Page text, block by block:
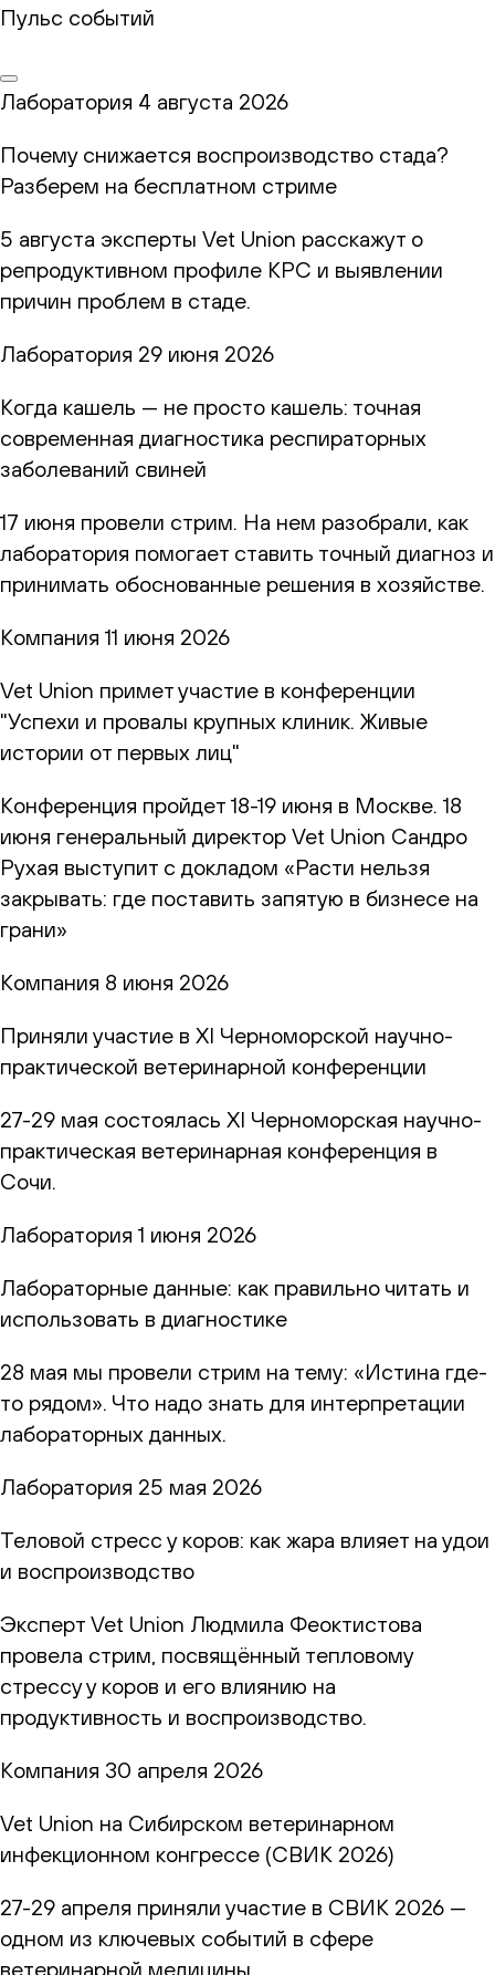
Пульс событий
Лаборатория 4 августа 2026
Почему снижается воспроизводство стада?
Разберем на бесплатном стриме
5 августа эксперты Vet Union расскажут о
репродуктивном профиле КРС и выявлении
причин проблем в стаде.
Лаборатория 29 июня 2026
Когда кашель — не просто кашель: точная
современная диагностика респираторных
заболеваний свиней
17 июня провели стрим. На нем разобрали, как
лаборатория помогает ставить точный диагноз и
принимать обоснованные решения в хозяйстве.
Компания 11 июня 2026
Vet Union примет участие в конференции
"Успехи и провалы крупных клиник. Живые
истории от первых лиц"
Конференция пройдет 18-19 июня в Москве. 18
июня генеральный директор Vet Union Сандро
Рухая выступит с докладом «Расти нельзя
закрывать: где поставить запятую в бизнесе на
грани»
Компания 8 июня 2026
Приняли участие в XI Черноморской научно-
практической ветеринарной конференции
27-29 мая состоялась XI Черноморская научно-
практическая ветеринарная конференция в
Сочи.
Лаборатория 1 июня 2026
Лабораторные данные: как правильно читать и
использовать в диагностике
28 мая мы провели стрим на тему: «Истина где-
то рядом». Что надо знать для интерпретации
лабораторных данных.
Лаборатория 25 мая 2026
Теловой стресс у коров: как жара влияет на удои
и воспроизводство
Эксперт Vet Union Людмила Феоктистова
провела стрим, посвящённый тепловому
стрессу у коров и его влиянию на
продуктивность и воспроизводство.
Компания 30 апреля 2026
Vet Union на Сибирском ветеринарном
инфекционном конгрессе (СВИК 2026)
27-29 апреля приняли участие в СВИК 2026 —
одном из ключевых событий в сфере
ветеринарной медицины